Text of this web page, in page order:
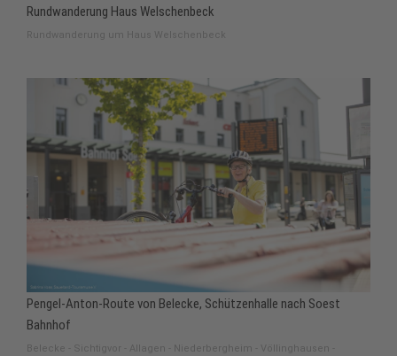
Rundwanderung Haus Welschenbeck
Rundwanderung um Haus Welschenbeck
Pengel-Anton-Route von Belecke, Schützenhalle nach Soest
Bahnhof
Belecke - Sichtigvor - Allagen - Niederbergheim - Völlinghausen -